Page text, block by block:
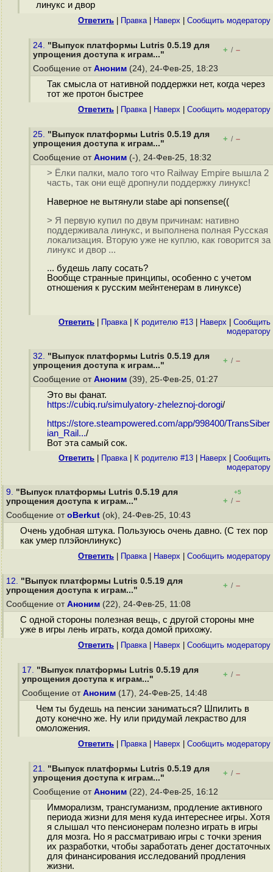
линукс и двор
Ответить Правка| Наверх Cообщить модератору
24. "Выпуск платформы Lutris 0.5.19 для
упрощения доступа к играм..."
+ / –
Сообщение от Аноним (24), 24-Фев-25, 18:23
Так смысла от нативной поддержки нет, когда через
тот же протон быстрее
Ответить Правка| Наверх Cообщить модератору
25. "Выпуск платформы Lutris 0.5.19 для
упрощения доступа к играм..."
+ / –
Сообщение от Аноним (-), 24-Фев-25, 18:32
> Ёлки палки, мало того что Railway Empire вышла 2
часть, так они ещё дропнули поддержку линукс!
Наверное не вытянули stabe api nonsense((
> Я первую купил по двум причинам: нативно
поддерживала линукс, и выполнена полная Русская
локализация. Вторую уже не куплю, как говорится за
линукс и двор ...
... будешь лапу сосать?
Вообще странные принципы, особенно с учетом
отношения к русским мейнтенерам в линуксе)
Ответить Правка| К родителю #13 Наверх
Cообщить
модератору
32. "Выпуск платформы Lutris 0.5.19 для
упрощения доступа к играм..."
+ / –
Сообщение от Аноним (39), 25-Фев-25, 01:27
Это вы фанат.
https://cubiq.ru/simulyatory-zheleznoj-dorogi/
https://store.steampowered.com/app/998400/TransSiber
ian_Rail.../
Вот эта самый сок.
Ответить Правка| К родителю #13 Наверх
Cообщить
модератору
9. "Выпуск платформы Lutris 0.5.19 для
упрощения доступа к играм..."
+5
+ / –
Сообщение от oBerkut (ok), 24-Фев-25, 10:43
Очень удобная штука. Пользуюсь очень давно. (С тех пор
как умер плэйонлинукс)
Ответить Правка| Наверх Cообщить модератору
12. "Выпуск платформы Lutris 0.5.19 для
упрощения доступа к играм..."
+ / –
Сообщение от Аноним (22), 24-Фев-25, 11:08
С одной стороны полезная вещь, с другой стороны мне
уже в игры лень играть, когда домой прихожу.
Ответить Правка| Наверх Cообщить модератору
17. "Выпуск платформы Lutris 0.5.19 для
упрощения доступа к играм..."
+ / –
Сообщение от Аноним (17), 24-Фев-25, 14:48
Чем ты будешь на пенсии заниматься? Шпилить в
доту конечно же. Ну или придумай лекраство для
омоложения.
Ответить Правка| Наверх Cообщить модератору
21. "Выпуск платформы Lutris 0.5.19 для
упрощения доступа к играм..."
+ / –
Сообщение от Аноним (22), 24-Фев-25, 16:12
Имморализм, трансгуманизм, продление активного
периода жизни для меня куда интереснее игры. Хотя
я слышал что пенсионерам полезно играть в игры
для мозга. Но я рассматриваю игры с точки зрения
их разработки, чтобы заработать денег достаточных
для финансирования исследований продления
жизни.